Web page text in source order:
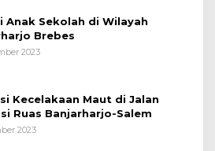
Anak Sekolah di Wilayah
Brebes
2023
Kecelakaan Maut di Jalan
Ruas Banjarharjo-Salem
2023